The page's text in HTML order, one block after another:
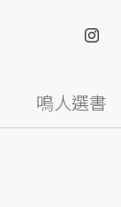
鳴人選書